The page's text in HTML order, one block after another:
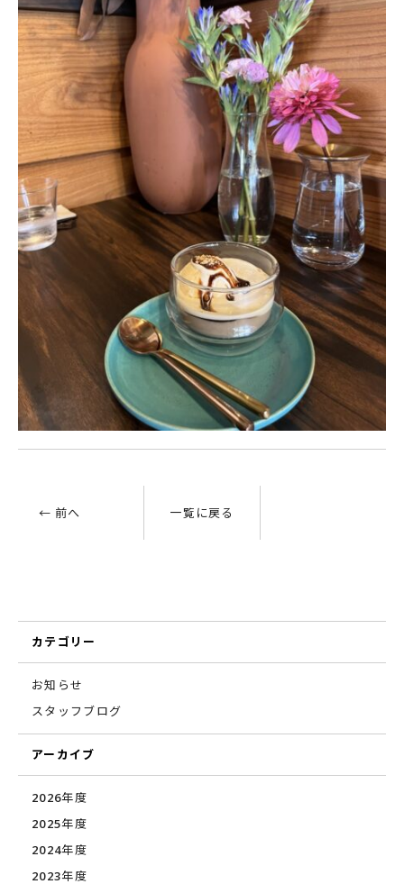
← 前へ 一覧に戻る
カテゴリー
お知らせ
スタッフブログ
アーカイブ
2026年度
2025年度
2024年度
2023年度